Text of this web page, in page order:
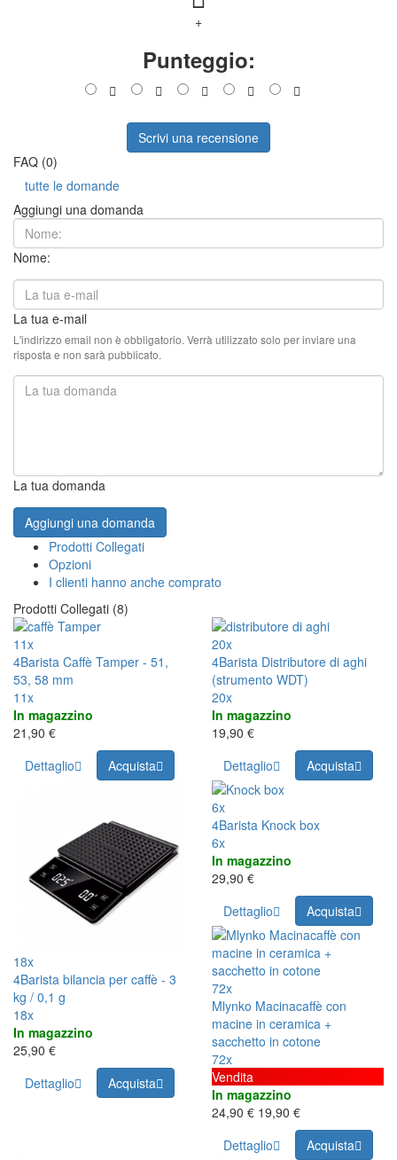
+
Punteggio:
Scrivi una recensione
FAQ (0)
tutte le domande
Aggiungi una domanda
Nome:
La tua e-mail
L'indirizzo email non è obbligatorio. Verrà utilizzato solo per inviare una
risposta e non sarà pubblicato.
La tua domanda
Aggiungi una domanda
Prodotti Collegati
Opzioni
I clienti hanno anche comprato
Prodotti Collegati (8)
11x
4Barista Caffè Tamper - 51,
53, 58 mm
11x
In magazzino
21,90 €
Dettaglio
Acquista
20x
4Barista Distributore di aghi
(strumento WDT)
20x
In magazzino
19,90 €
Dettaglio
Acquista
18x
4Barista bilancia per caffè - 3
kg / 0,1 g
18x
In magazzino
25,90 €
Dettaglio
Acquista
6x
4Barista Knock box
6x
In magazzino
29,90 €
Dettaglio
Acquista
72x
Mlynko Macinacaffè con
macine in ceramica +
sacchetto in cotone
72x
Vendita
In magazzino
24,90 € 19,90 €
Dettaglio
Acquista